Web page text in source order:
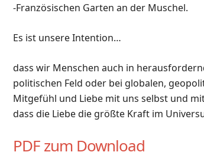
-Französischen Garten an der Muschel.
Es ist unsere Intention…
dass wir Menschen auch in
politischen Feld oder bei globalen,
Mitgefühl und Liebe mit uns selbst und
dass die Liebe die größte Kraft im
PDF zum Download